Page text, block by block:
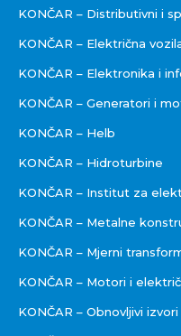
KONČAR – Distributivni i
KONČAR – Električna
KONČAR – Elektronika i
KONČAR – Generatori i
KONČAR – Helb
KONČAR – Hidroturbine
KONČAR – Institut za
KONČAR – Metalne
KONČAR – Mjerni
KONČAR – Motori i
KONČAR – Obnovljivi izvori